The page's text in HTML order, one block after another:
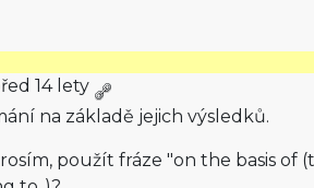
14 lety
na základě jejich výsledků.
použít fráze "on the basis of